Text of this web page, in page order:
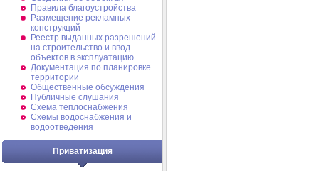
Правила благоустройства
Размещение рекламных
конструкций
Реестр выданных разрешений
на строительство и ввод
объектов в эксплуатацию
Документация по планировке
территории
Общественные обсуждения
Публичные слушания
Схема теплоснабжения
Схемы водоснабжения и
водоотведения
Приватизация